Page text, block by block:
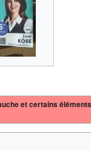
et certains